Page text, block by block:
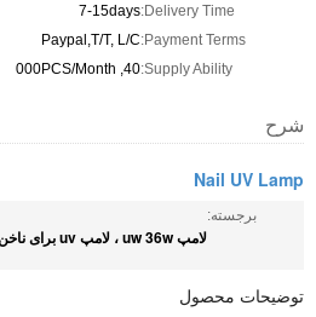
Delivery Time:
7-15days
Payment Terms:
Paypal,T/T, L/C
Supply Ability:
40, 000PCS/Month
شرح
Nail UV Lamp
برجسته:
لامپ uw 36w ، لامپ uv برای ناخن ها
توضیحات محصول